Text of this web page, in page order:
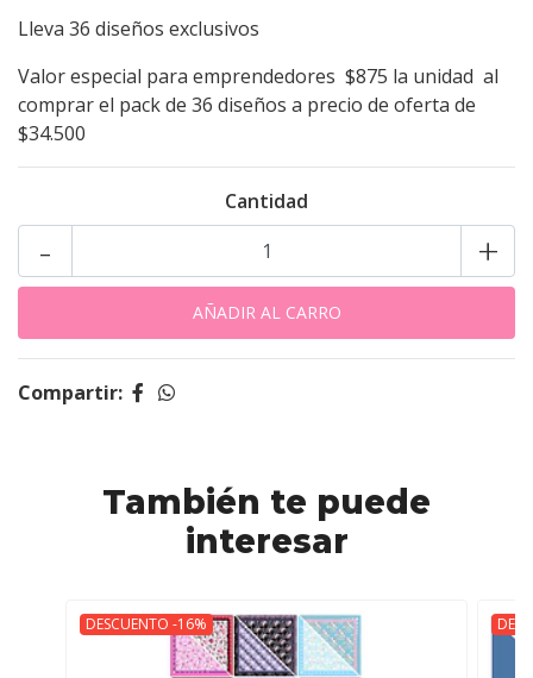
Lleva 36 diseños exclusivos
Valor especial para emprendedores $875 la unidad al
comprar el pack de 36 diseños a precio de oferta de
$34.500
Cantidad
+
-
Compartir:
También te puede
interesar
DESCUENTO -16%